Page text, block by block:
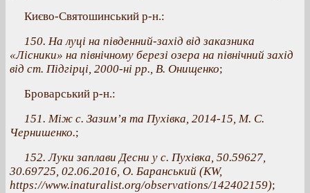
Києво-Святошинський р-н.:
150. На луці на південний-захід від заказника
«Лісники» на північному березі озера на північний захід
від ст. Підгірці, 2000-ні рр., В. Онищенко;
Броварський р-н.:
151. Між с. Зазим’я та Пухівка, 2014-15, М. С.
Чернишенко.;
152. Луки заплави Десни у с. Пухівка, 50.59627,
30.69725, 02.06.2016, О. Баранський (KW,
https://www.inaturalist.org/observations/142402159);